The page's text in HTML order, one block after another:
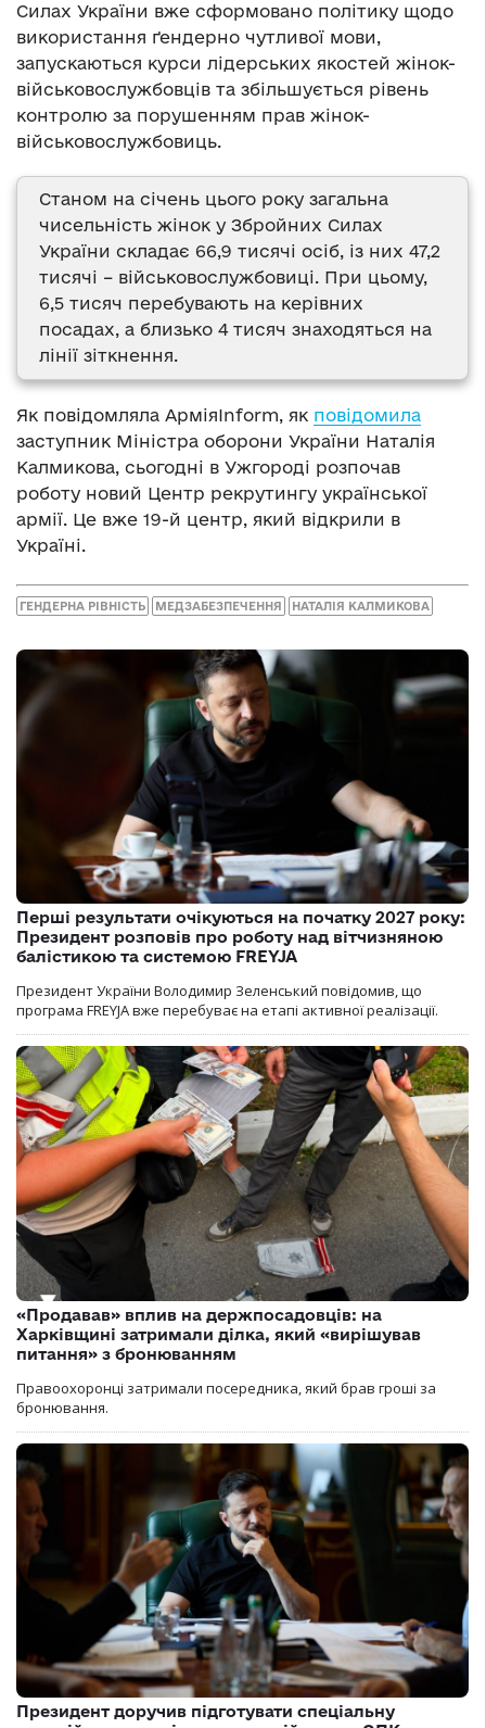
Силах України вже сформовано політику щодо
використання ґендерно чутливої мови,
запускаються курси лідерських якостей жінок-
військовослужбовців та збільшується рівень
контролю за порушенням прав жінок-
військовослужбовиць.
Станом на січень цього року загальна
чисельність жінок у Збройних Силах
України складає 66,9 тисячі осіб, із них 47,2
тисячі – військовослужбовиці. При цьому,
6,5 тисяч перебувають на керівних
посадах, а близько 4 тисяч знаходяться на
лінії зіткнення.
Як повідомляла АрміяInform, як повідомила
заступник Міністра оборони України Наталія
Калмикова, сьогодні в Ужгороді розпочав
роботу новий Центр рекрутингу української
армії. Це вже 19-й центр, який відкрили в
Україні.
ГЕНДЕРНА РІВНІСТЬ МЕДЗАБЕЗПЕЧЕННЯ НАТАЛІЯ КАЛМИКОВА
Перші результати очікуються на початку 2027 року:
Президент розповів про роботу над вітчизняною
балістикою та системою FREYJA
Президент України Володимир Зеленський повідомив, що
програма FREYJA вже перебуває на етапі активної реалізації.
«Продавав» вплив на держпосадовців: на
Харківщині затримали ділка, який «вирішував
питання» з бронюванням
Правоохоронці затримали посередника, який брав гроші за
бронювання.
Президент доручив підготувати спеціальну